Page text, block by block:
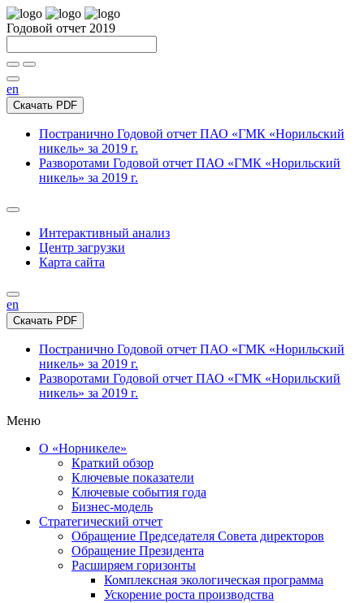
Годовой отчет 2019
en
Скачать PDF
Постранично Годовой отчет ПАО «ГМК «Норильский
никель» за 2019 г.
Разворотами Годовой отчет ПАО «ГМК «Норильский
никель» за 2019 г.
Интерактивный анализ
Центр загрузки
Карта сайта
en
Скачать PDF
Постранично Годовой отчет ПАО «ГМК «Норильский
никель» за 2019 г.
Разворотами Годовой отчет ПАО «ГМК «Норильский
никель» за 2019 г.
Меню
О «Норникеле»
Краткий обзор
Ключевые показатели
Ключевые события года
Бизнес-модель
Стратегический отчет
Обращение Председателя Совета директоров
Обращение Президента
Расширяем горизонты
Комплексная экологическая программа
Ускорение роста производства